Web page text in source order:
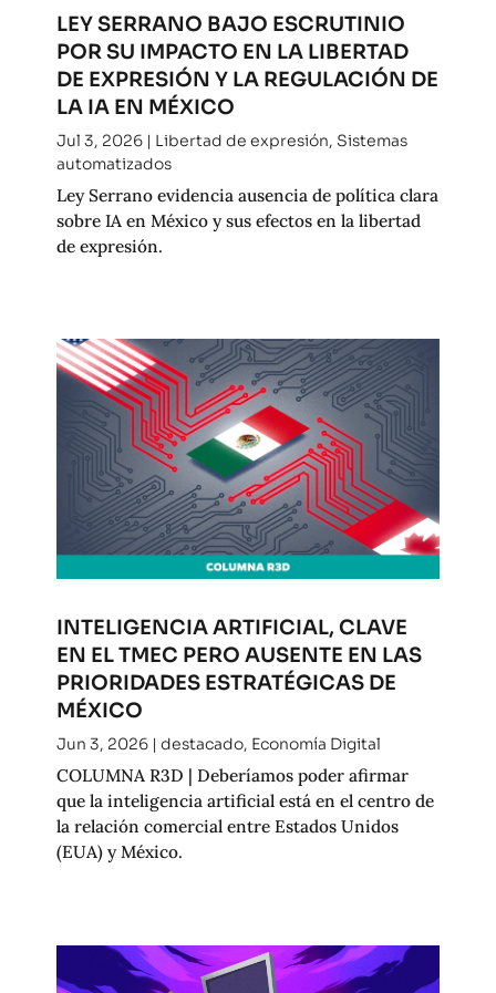
LEY SERRANO BAJO ESCRUTINIO
POR SU IMPACTO EN LA LIBERTAD
DE EXPRESIÓN Y LA REGULACIÓN DE
LA IA EN MÉXICO
Jul 3, 2026| Libertad de expresión, Sistemas
automatizados
Ley Serrano evidencia ausencia de política clara
sobre IA en México y sus efectos en la libertad
de expresión.
INTELIGENCIA ARTIFICIAL, CLAVE
EN EL TMEC PERO AUSENTE EN LAS
PRIORIDADES ESTRATÉGICAS DE
MÉXICO
Jun 3, 2026| destacado, Economía Digital
COLUMNA R3D | Deberíamos poder afirmar
que la inteligencia artificial está en el centro de
la relación comercial entre Estados Unidos
(EUA) y México.